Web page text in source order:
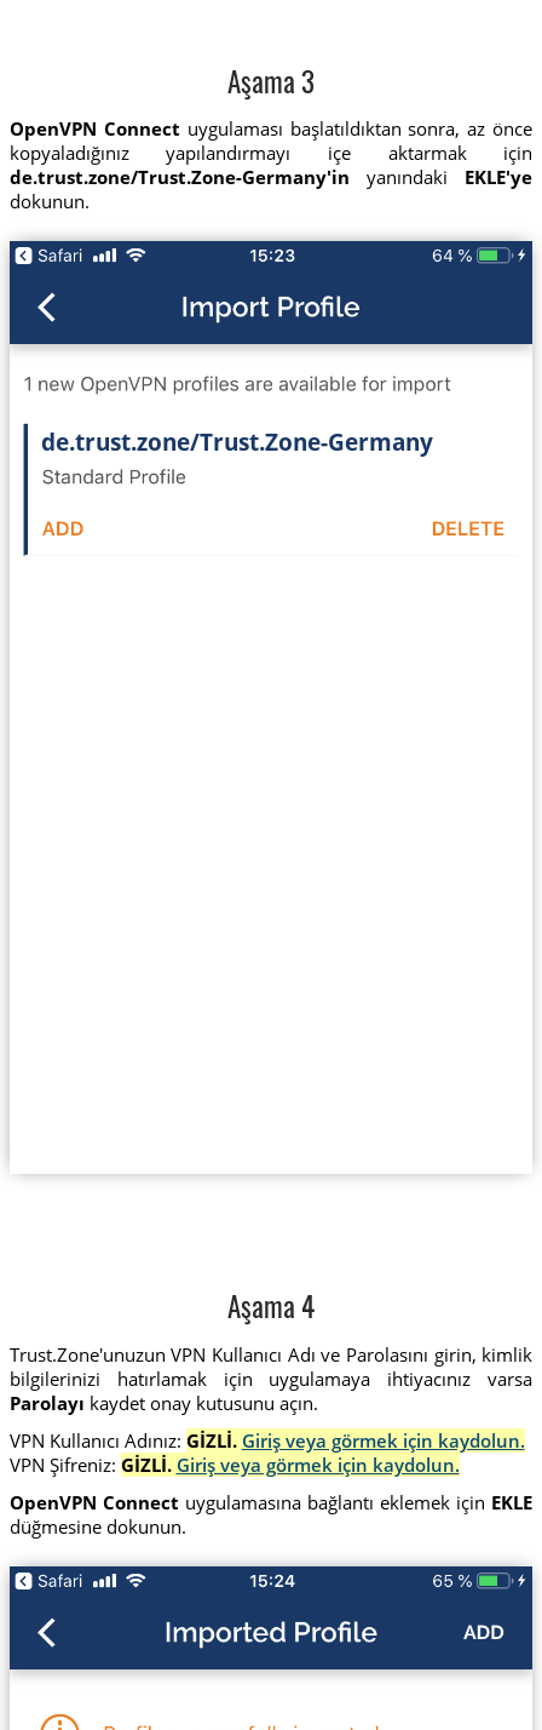
Aşama 3
OpenVPN Connect uygulaması başlatıldıktan sonra, az önce
kopyaladığınız yapılandırmayı içe aktarmak için
de.trust.zone/Trust.Zone-Germany'in yanındaki EKLE'ye
dokunun.
de.trust.zone/Trust.Zone-Germany
Aşama 4
Trust.Zone'unuzun VPN Kullanıcı Adı ve Parolasını girin, kimlik
bilgilerinizi hatırlamak için uygulamaya ihtiyacınız varsa
Parolayı kaydet onay kutusunu açın.
VPN Kullanıcı Adınız: GİZLİ. Giriş veya görmek için kaydolun.
VPN Şifreniz: GİZLİ. Giriş veya görmek için kaydolun.
OpenVPN Connect uygulamasına bağlantı eklemek için EKLE
düğmesine dokunun.